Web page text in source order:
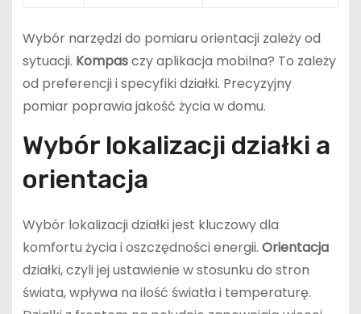
Wybór narzędzi do pomiaru orientacji zależy od
sytuacji. Kompasczy aplikacja mobilna? To zależy
od preferencji i specyfiki działki. Precyzyjny
pomiar poprawia jakość życia w domu.
Wybór lokalizacji działki a
orientacja
Wybór lokalizacji działki jest kluczowy dla
komfortu życia i oszczędności energii. Orientacja
działki, czyli jej ustawienie w stosunku do stron
świata, wpływa na ilość światła i temperaturę.